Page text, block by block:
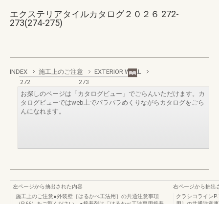
エクステリアタイルカタログ２０２６ 272-
273(274-275)
INDEX 施工上のご注意
EXTERIOR WALL
272
273
お探しのページは「カタログビュー」でごらんいただけます。カ
タログビューではweb上でパラパラめくりながらカタログをごら
んになれます。
左ページから抽出された内容
施工上のご注意●外装壁［はるかべ工法用］の共通注意事項
右ページから抽出
クラシコライン